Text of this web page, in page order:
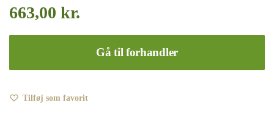
663,00 kr.
Gå til forhandler
Tilføj som favorit